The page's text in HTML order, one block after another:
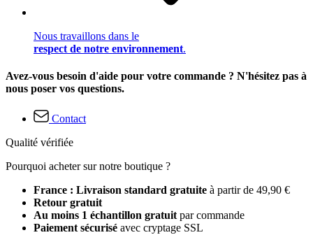
Nous travaillons dans le
respect de notre environnement.
Avez-vous besoin d'aide pour votre commande ? N'hésitez pas à
nous poser vos questions.
Contact
Qualité vérifiée
Pourquoi acheter sur notre boutique ?
France : Livraison standard gratuite à partir de 49,90 €
Retour gratuit
Au moins 1 échantillon gratuitpar commande
Paiement sécurisé avec cryptage SSL